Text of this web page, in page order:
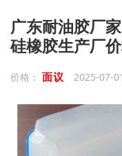
广东耐油胶厂
硅橡胶生产厂
价格： 面议 2025-07-